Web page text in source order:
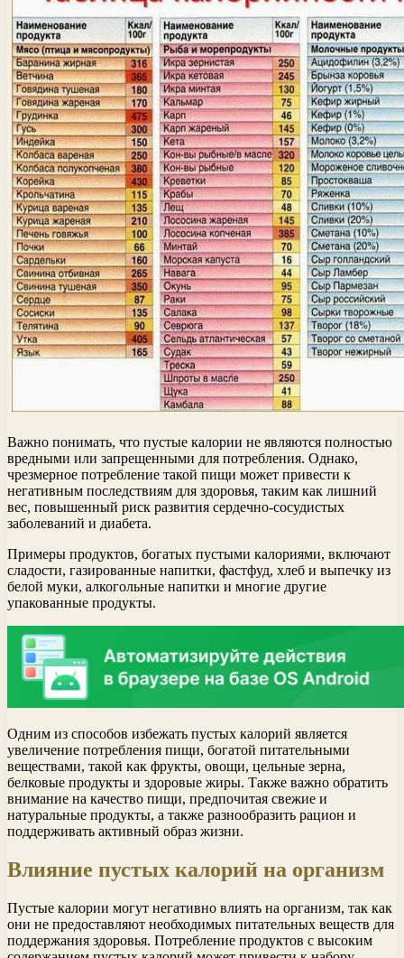
Важно понимать, что пустые калории не являются полностью
вредными или запрещенными для потребления. Однако,
чрезмерное потребление такой пищи может привести к
негативным последствиям для здоровья, таким как лишний
вес, повышенный риск развития сердечно-сосудистых
заболеваний и диабета.
Примеры продуктов, богатых пустыми калориями, включают
сладости, газированные напитки, фастфуд, хлеб и выпечку из
белой муки, алкогольные напитки и многие другие
упакованные продукты.
Одним из способов избежать пустых калорий является
увеличение потребления пищи, богатой питательными
веществами, такой как фрукты, овощи, цельные зерна,
белковые продукты и здоровые жиры. Также важно обратить
внимание на качество пищи, предпочитая свежие и
натуральные продукты, а также разнообразить рацион и
поддерживать активный образ жизни.
Влияние пустых калорий на организм
Пустые калории могут негативно влиять на организм, так как
они не предоставляют необходимых питательных веществ для
поддержания здоровья. Потребление продуктов с высоким